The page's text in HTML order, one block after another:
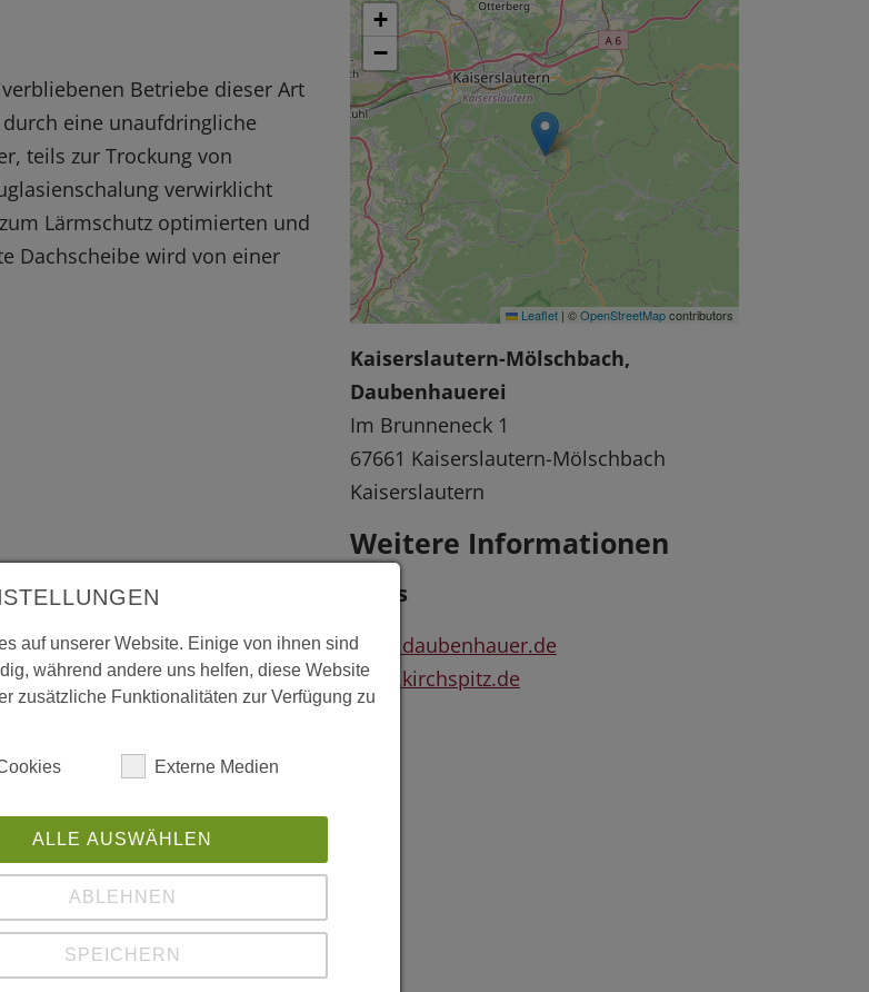
Betriebe dieser Art
eine unaufdringliche
teils zur Trockung von
verwirklicht
Lärmschutz optimierten und
Dachscheibe wird von einer
zu erhalten.
+
−
Leaflet | ©OpenStreetMapcontributors
Kaiserslautern-Mölschbach,
Daubenhauerei
Im Brunneneck 1
67661 Kaiserslautern-Mölschbach
Kaiserslautern
Weitere Informationen
Links
www.daubenhauer.de
www.kirchspitz.de
auf unserer Website. Einige von ihnen sind
während andere uns helfen, diese Website
zusätzliche Funktionalitäten zur Verfügung zu
Externe Medien
ALLE AUSWÄHLEN
ABLEHNEN
SPEICHERN